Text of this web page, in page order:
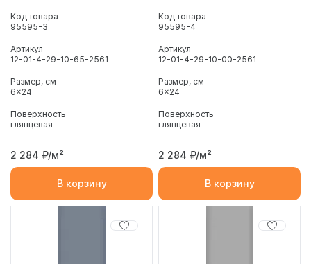
Код товара
95595-3
Артикул
12-01-4-29-10-65-2561
Размер, см
6x24
Поверхность
глянцевая
2 284 ₽/м²
В корзину
Код товара
95595-4
Артикул
12-01-4-29-10-00-2561
Размер, см
6x24
Поверхность
глянцевая
2 284 ₽/м²
В корзину